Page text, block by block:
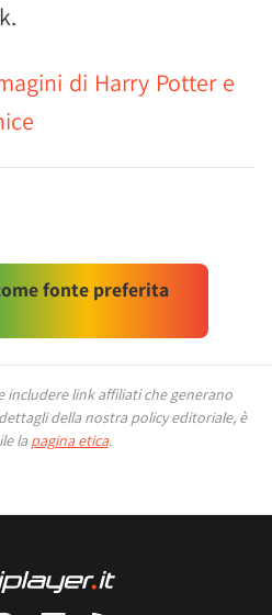
di Harry Potter e
fonte preferita
link affiliati che generano
della nostra policy editoriale, è
la pagina etica.